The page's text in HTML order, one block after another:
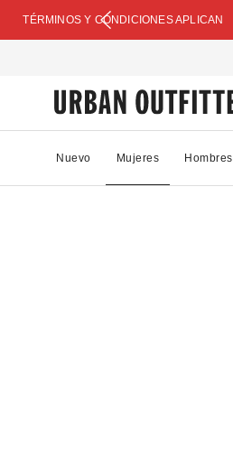
TÉRMINOS Y CONDICIONES APLICAN
Nuevo Mujeres Hombres